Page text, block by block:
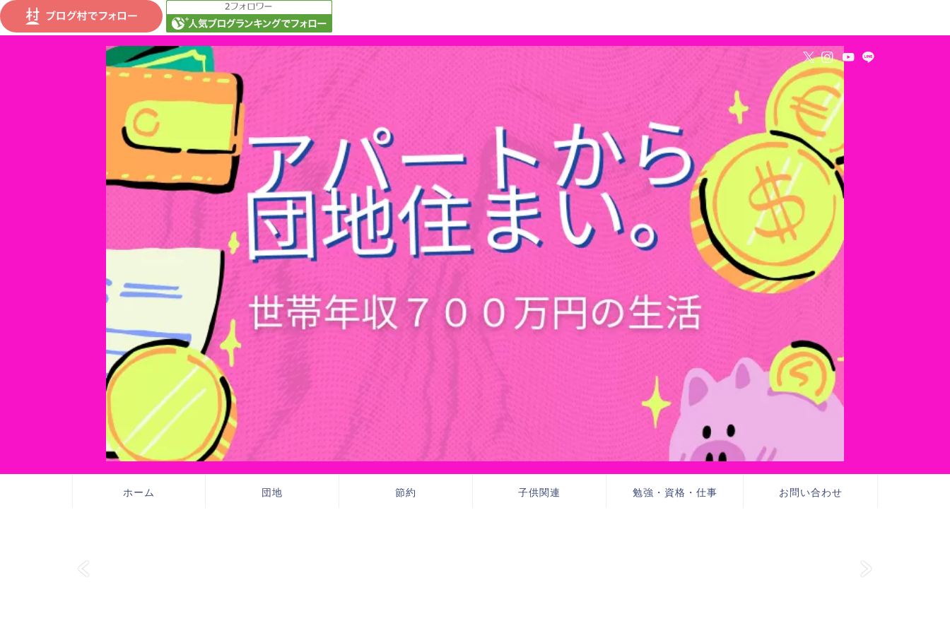
ホーム 団地 節約 子供関連 勉強・資格・仕事 お問い合わせ